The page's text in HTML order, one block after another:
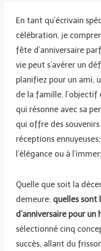
En tant qu’écrivain
célébration, je
fête d’anniversaire
vie peut s’avérer un
planifiez pour un ami,
de la famille, l’objectif
qui résonne avec sa
qui offre des souvenirs
réceptions
l’élégance ou à
Quelle que soit la
demeure: quelles sont
d’anniversaire pour un
sélectionné cinq
succès, allant du